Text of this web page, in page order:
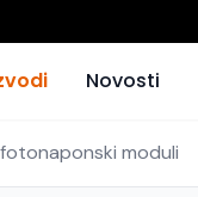
Novosti
moduli